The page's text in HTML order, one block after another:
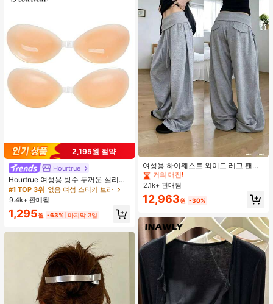
2,195원 절약
Hourtrue
Hourtrue 여성용 방수 두꺼운 실리콘
가슴 페탈, 작은 가슴 리프트업 & 푸시
인용, 웨딩 촬영 및 들러리용
#1 TOP 3위 없음 여성 스티키 브라
9.4k+ 판매됨
1,295원 -63% 마지막 3일
여성용 하이웨스트 와이드 레그 팬츠,
봄 드로스트링 루즈 롱 팬츠, 레이지
릴랙스드 스타일 그레이
#1 TOP 3위
에서 평상복 캐주얼 바지
거의 매진!
#1 TOP 3위
에서 평상복 캐주얼 바지
거의 매진!
#1 TOP 3위
에서 평상복 캐주얼 바지
거의 매진!
#1 TOP 3위
거의 매진!
2.1k+ 판매됨
12,963원 -30%